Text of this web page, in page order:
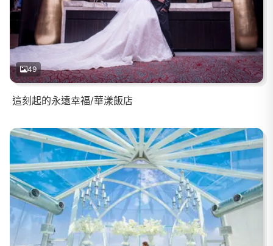
49
這刻起的永遠幸福/華漾飯店